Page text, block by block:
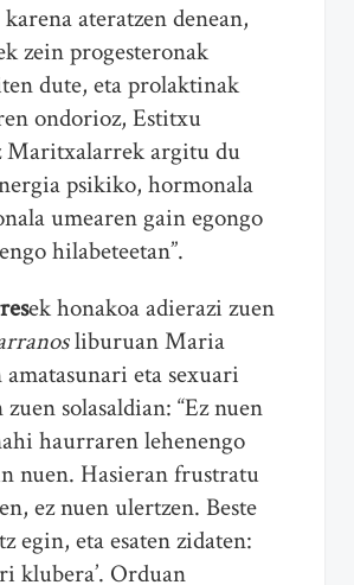
ateratzen denean,
zein progesteronak
dute, eta prolaktinak
ondorioz, Estitxu
Maritxalarrek argitu du
psikiko, hormonala
umearen gain egongo
hilabeteetan”.
ek honakoa adierazi zuen
liburuan Maria
eta sexuari
solasaldian: “Ez nuen
haurraren lehenengo
nuen. Hasieran frustratu
ez nuen ulertzen. Beste
egin, eta esaten zidaten:
klubera’. Orduan